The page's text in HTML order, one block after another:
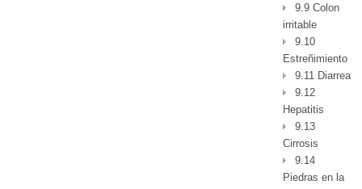
9.9 Colon
irritable
9.10
Estreñimiento
9.11 Diarrea
9.12
Hepatitis
9.13
Cirrosis
9.14
Piedras en la